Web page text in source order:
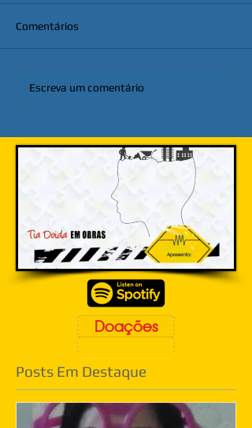
Comentários
Escreva um comentário
Doações
Posts Em Destaque